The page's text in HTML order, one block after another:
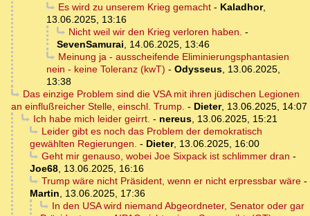
Es wird zu unserem Krieg gemacht- Kaladhor,
13.06.2025, 13:16
Nicht weil wir den Krieg verloren haben. -
SevenSamurai, 14.06.2025, 13:46
Meinung ja - ausscheifende Eliminierungsphantasien
nein - keine Toleranz (kwT) - Odysseus, 13.06.2025,
13:38
Das einzige Problem sind die VSA mit ihren jüdischen Legionen
an einflußreicher Stelle, einschl. Trump. - Dieter, 13.06.2025, 14:07
Ich habe mich leider geirrt. - nereus, 13.06.2025, 15:21
Leider gibt es noch das Problem der demokratisch
gewählten Regierungen. - Dieter, 13.06.2025, 16:00
Geht mir genauso, wobei Joe Sixpack ist schlimmer dran -
Joe68, 13.06.2025, 16:16
Trump wäre nicht Präsident, wenn er nicht erpressbar wäre-
Martin, 13.06.2025, 17:36
In den USA wird niemand Abgeordneter, Senator oder gar